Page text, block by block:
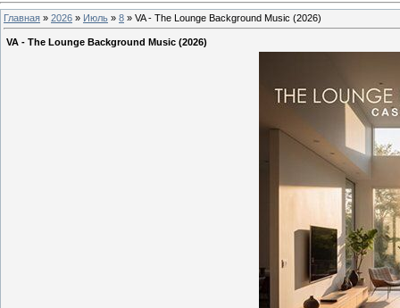
Главная » 2026 » Июль » 8 » VA - The Lounge Background Music (2026)
VA - The Lounge Background Music (2026)